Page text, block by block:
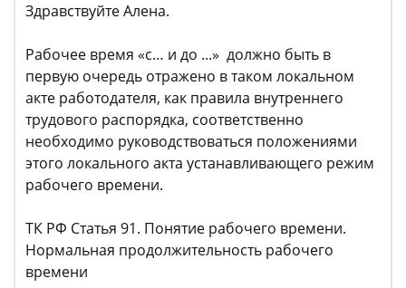
Здравствуйте Алена.
Рабочее время «с… и до ...» должно быть в
первую очередь отражено в таком локальном
акте работодателя, как правила внутреннего
трудового распорядка, соответственно
необходимо руководствоваться положениями
этого локального акта устанавливающего режим
рабочего времени.
ТК РФ Статья 91. Понятие рабочего времени.
Нормальная продолжительность рабочего
времени